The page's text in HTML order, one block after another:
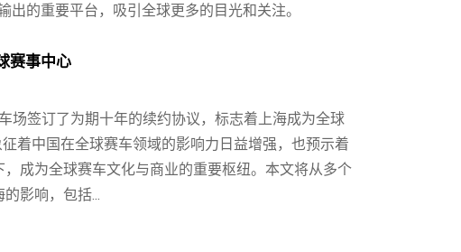
的重要平台，吸引全球更多的目光和关注。
赛事中心
场签订了为期十年的续约协议，标志着上海成为全球
着中国在全球赛车领域的影响力日益增强，也预示着
成为全球赛车文化与商业的重要枢纽。本文将从多个
影响，包括...